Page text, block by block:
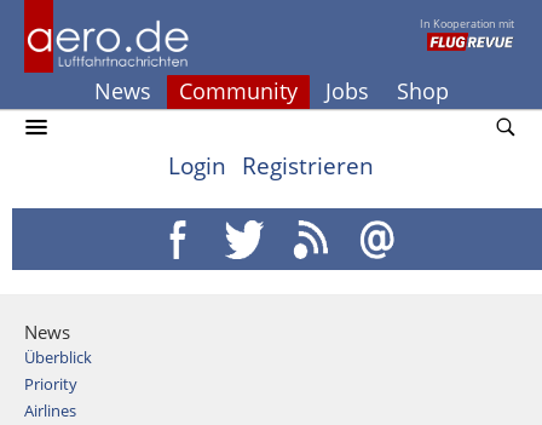
In Kooperation mit
News Community Jobs Shop
Login Registrieren
News
Überblick
Priority
Airlines